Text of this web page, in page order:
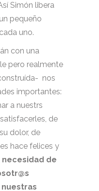
Simón libera
pequeño
uno.
con una
pero realmente
nos
importantes:
a nuestrs
de
dolor, de
hace felices y
necesidad de
nuestras